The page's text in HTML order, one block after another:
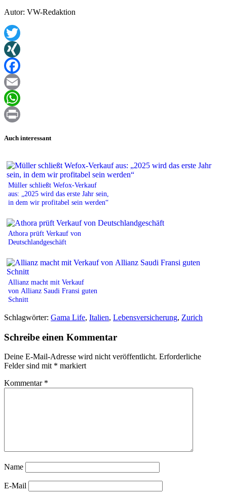
Autor: VW-Redaktion
Twitter
XING
Facebook
Email
WhatsApp
Auch interessant
Müller schließt Wefox-Verkauf
aus: „2025 wird das erste Jahr sein,
in dem wir profitabel sein werden“
Athora prüft Verkauf von
Deutschlandgeschäft
Allianz macht mit Verkauf
von Allianz Saudi Fransi guten
Schnitt
Schlagwörter: Gama Life, Italien, Lebensversicherung, Zurich
Schreibe einen Kommentar
Deine E-Mail-Adresse wird nicht veröffentlicht. Erforderliche
Felder sind mit * markiert
Kommentar *
Name
E-Mail